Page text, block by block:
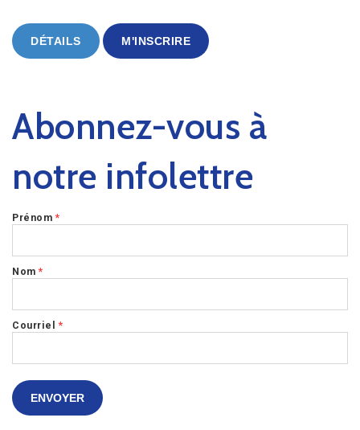
DÉTAILS M'INSCRIRE
Abonnez-vous à
notre infolettre
Prénom *
Nom *
Courriel *
ENVOYER